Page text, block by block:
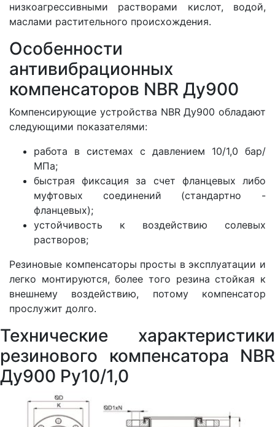
низкоагрессивными растворами кислот, водой,
маслами растительного происхождения.
Особенности
антивибрационных
компенсаторов NBR Ду900
Компенсирующие устройства NBR Ду900 обладают
следующими показателями:
работа в системах с давлением 10/1,0 бар/
МПа;
быстрая фиксация за счет фланцевых либо
муфтовых соединений (стандартно -
фланцевых);
устойчивость к воздействию солевых
растворов;
Резиновые компенсаторы просты в эксплуатации и
легко монтируются, более того резина стойкая к
внешнему воздействию, потому компенсатор
прослужит долго.
Технические характеристики
резинового компенсатора NBR
Ду900 Ру10/1,0